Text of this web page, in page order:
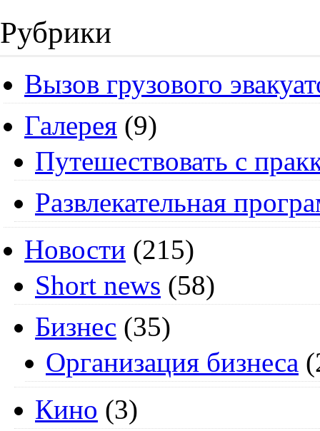
Рубрики
Вызов грузового
Галерея (9)
Путешествовать с
Развлекательная
Новости (215)
Short news (58)
Бизнес (35)
Организация бизнеса
Кино (3)